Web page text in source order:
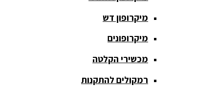
כריזה
ומגפונים
מדונה
אלחוטית
מיקסר
מיקרופון דש
מיקרופונים
מכשירי הקלטה
רמקולים להתקנות